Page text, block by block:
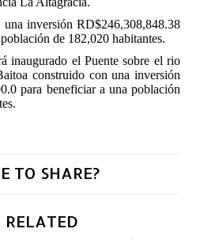
una inversión RD$246,308,848.38
de 182,020 habitantes.
inaugurado el Puente sobre el rio
construido con una inversión
para beneficiar a una población
TO SHARE?
RELATED